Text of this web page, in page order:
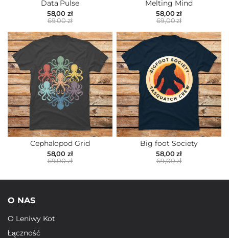
Data Pulse
58,00 zł
69,00 zł
Melting Mind
58,00 zł
69,00 zł
Cephalopod Grid
58,00 zł
69,00 zł
Big foot Society
58,00 zł
69,00 zł
O NAS
O Leniwy Kot
Łączność